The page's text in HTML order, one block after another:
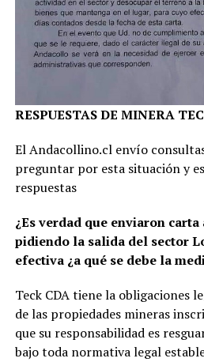
RESPUESTAS DE MINERA
El Andacollino.cl envío
preguntar por esta situación y
respuestas
¿Es verdad que enviaron
pidiendo la salida del sector
efectiva ¿a qué se debe la
Teck CDA tiene la obligaciones
de las propiedades mineras
que su responsabilidad es
bajo toda normativa legal